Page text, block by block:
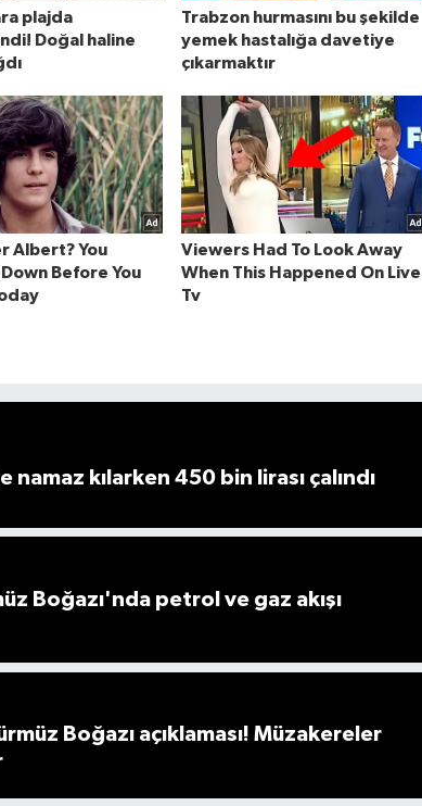
namaz kılarken 450 bin lirası çalındı
Boğazı'nda petrol ve gaz akışı
Boğazı açıklaması! Müzakereler